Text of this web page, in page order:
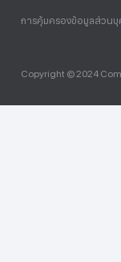
Copyright © 2024
การคุ้มครองข้อมูลส่วน